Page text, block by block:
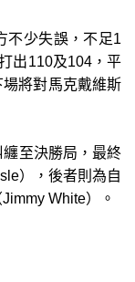
不少失誤，不足1
出110及104，平
將對馬克戴維斯
至決勝局，最終
），後者則為自
White）。